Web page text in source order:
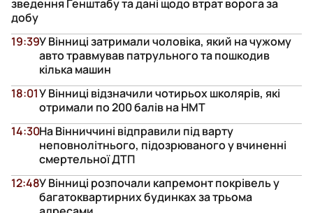
зведення Генштабу та дані щодо втрат ворога за
добу
У Вінниці затримали чоловіка, який на чужому
авто травмував патрульного та пошкодив
кілька машин
19:39
У Вінниці відзначили чотирьох школярів, які
отримали по 200 балів на НМТ
18:01
На Вінниччині відправили під варту
неповнолітнього, підозрюваного у вчиненні
смертельної ДТП
14:30
У Вінниці розпочали капремонт покрівель у
багатоквартирних будинках за трьома
12:48